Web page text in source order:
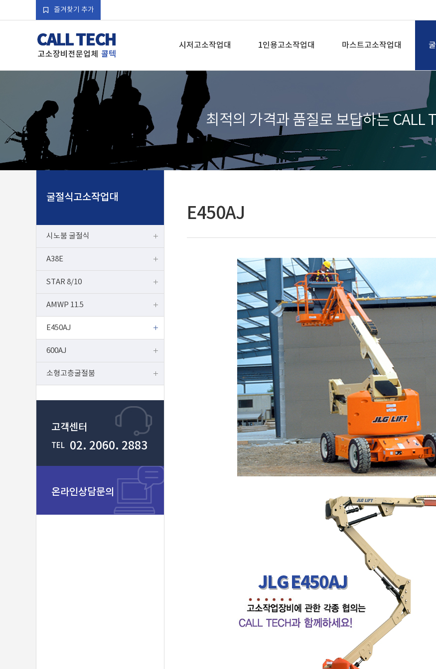
즐겨찾기 추가
시저고소작업대 1인용고소작업대 마스트고소작업대
최적의 가격과 품질로 보답하는 CALL
굴절식고소작업대
시노붐 굴절식
A38E
STAR 8/10
AMWP 11.5
E450AJ
600AJ
소형고층굴절붐
고객센터
TEL 02. 2060. 2883
온라인상담문의
E450AJ